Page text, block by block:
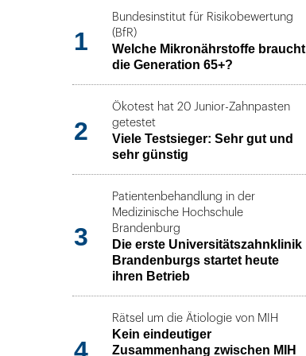
1
Bundesinstitut für Risikobewertung
(BfR)
Welche Mikronährstoffe braucht
die Generation 65+?
2
Ökotest hat 20 Junior-Zahnpasten
getestet
Viele Testsieger: Sehr gut und
sehr günstig
3
Patientenbehandlung in der
Medizinische Hochschule
Brandenburg
Die erste Universitätszahnklinik
Brandenburgs startet heute
ihren Betrieb
4
Rätsel um die Ätiologie von MIH
Kein eindeutiger
Zusammenhang zwischen MIH